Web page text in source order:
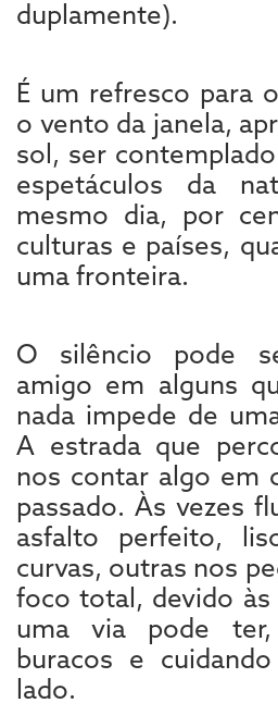
duplamente).
É um refresco para
o vento da janela,
sol, ser
espetáculos da
mesmo dia, por
culturas e países,
uma fronteira.
O silêncio pode
amigo em alguns
nada impede de
A estrada que
nos contar algo em
passado. Às vezes
asfalto perfeito,
curvas, outras nos
foco total, devido
uma via pode
buracos e
lado.